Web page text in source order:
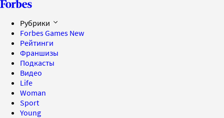
Рубрики
Forbes Games New
Рейтинги
Франшизы
Подкасты
Видео
Life
Woman
Sport
Young